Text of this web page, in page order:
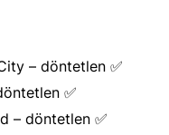
– döntetlen ✅
✅
– döntetlen ✅